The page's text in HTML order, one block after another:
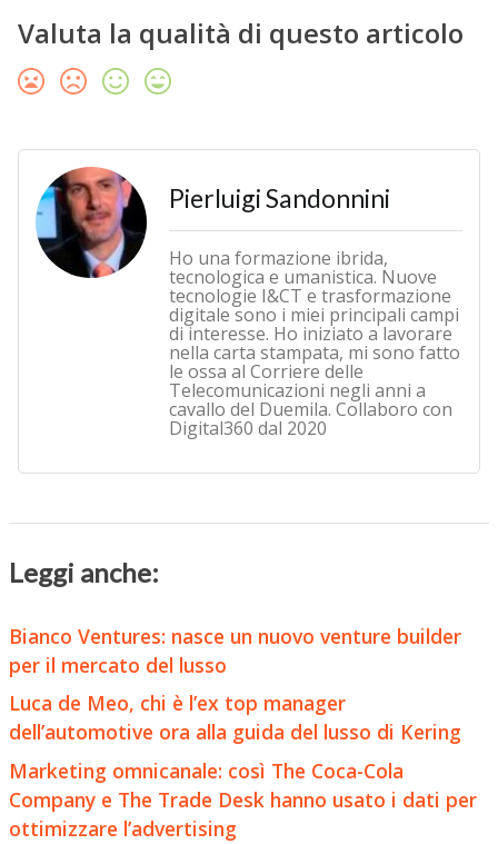
Valuta la qualità di questo articolo
Pierluigi Sandonnini
Ho una formazione ibrida,
tecnologica e umanistica. Nuove
tecnologie I&CT e trasformazione
digitale sono i miei principali campi
di interesse. Ho iniziato a lavorare
nella carta stampata, mi sono fatto
le ossa al Corriere delle
Telecomunicazioni negli anni a
cavallo del Duemila. Collaboro con
Digital360 dal 2020
Leggi anche:
Bianco Ventures: nasce un nuovo venture builder
per il mercato del lusso
Luca de Meo, chi è l’ex top manager
dell’automotive ora alla guida del lusso di Kering
Marketing omnicanale: così The Coca-Cola
Company e The Trade Desk hanno usato i dati per
ottimizzare l’advertising